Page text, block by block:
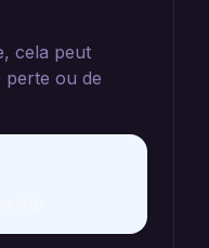
cela peut
perte ou de